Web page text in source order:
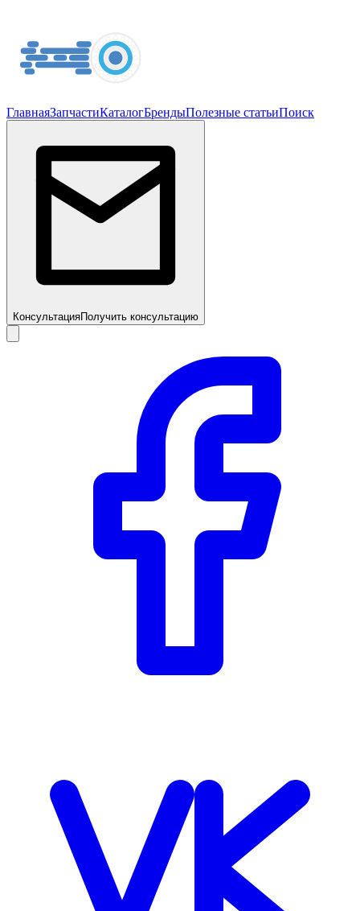
ГлавнаяЗапчастиКаталогБрендыПолезные статьиПоиск
КонсультацияПолучить консультацию